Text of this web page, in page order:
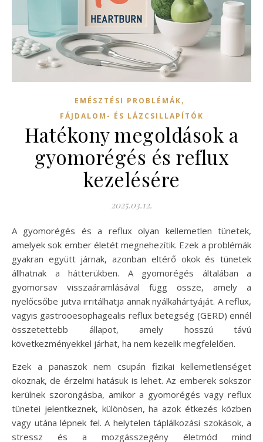
EMÉSZTÉSI PROBLÉMÁK,
FÁJDALOM- ÉS LÁZCSILLAPÍTÓK
Hatékony megoldások a
gyomorégés és reflux
kezelésére
2025.03.12.
A gyomorégés és a reflux olyan kellemetlen tünetek,
amelyek sok ember életét megnehezítik. Ezek a problémák
gyakran együtt járnak, azonban eltérő okok és tünetek
állhatnak a hátterükben. A gyomorégés általában a
gyomorsav visszaáramlásával függ össze, amely a
nyelőcsőbe jutva irritálhatja annak nyálkahártyáját. A reflux,
vagyis gastrooesophagealis reflux betegség (GERD) ennél
összetettebb állapot, amely hosszú távú
következményekkel járhat, ha nem kezelik megfelelően.
Ezek a panaszok nem csupán fizikai kellemetlenséget
okoznak, de érzelmi hatásuk is lehet. Az emberek sokszor
kerülnek szorongásba, amikor a gyomorégés vagy reflux
tünetei jelentkeznek, különösen, ha azok étkezés közben
vagy utána lépnek fel. A helytelen táplálkozási szokások, a
stressz és a mozgásszegény életmód mind